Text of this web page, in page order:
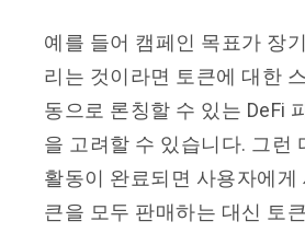
예를 들어 캠페인 목표가 장
리는 것이라면 토큰에 대한
동으로 론칭할 수 있는 DeFi
을 고려할 수 있습니다. 그런
활동이 완료되면 사용자에게
큰을 모두 판매하는 대신 토